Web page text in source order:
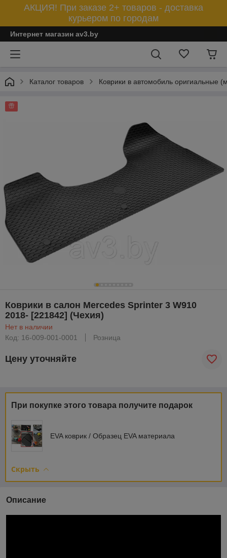
АКЦИЯ! При заказе 2+ товаров - доставка
курьером по городам
Интернет магазин av3.by
Каталог товаров Коврики в автомобиль оригиальные
Коврики в салон Mercedes Sprinter 3 W910
2018- [221842] (Чехия)
Нет в наличии
Код: 16-009-001-0001
Розница
Цену уточняйте
При покупке этого товара получите подарок
EVA коврик / Образец EVA материала
Скрыть
Описание